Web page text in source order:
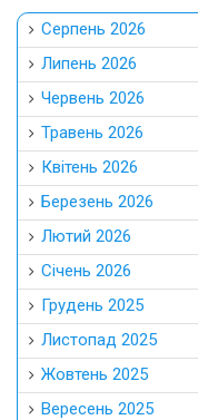
Серпень 2026
Липень 2026
Червень 2026
Травень 2026
Квітень 2026
Березень 2026
Лютий 2026
Січень 2026
Грудень 2025
Листопад 2025
Жовтень 2025
Вересень 2025